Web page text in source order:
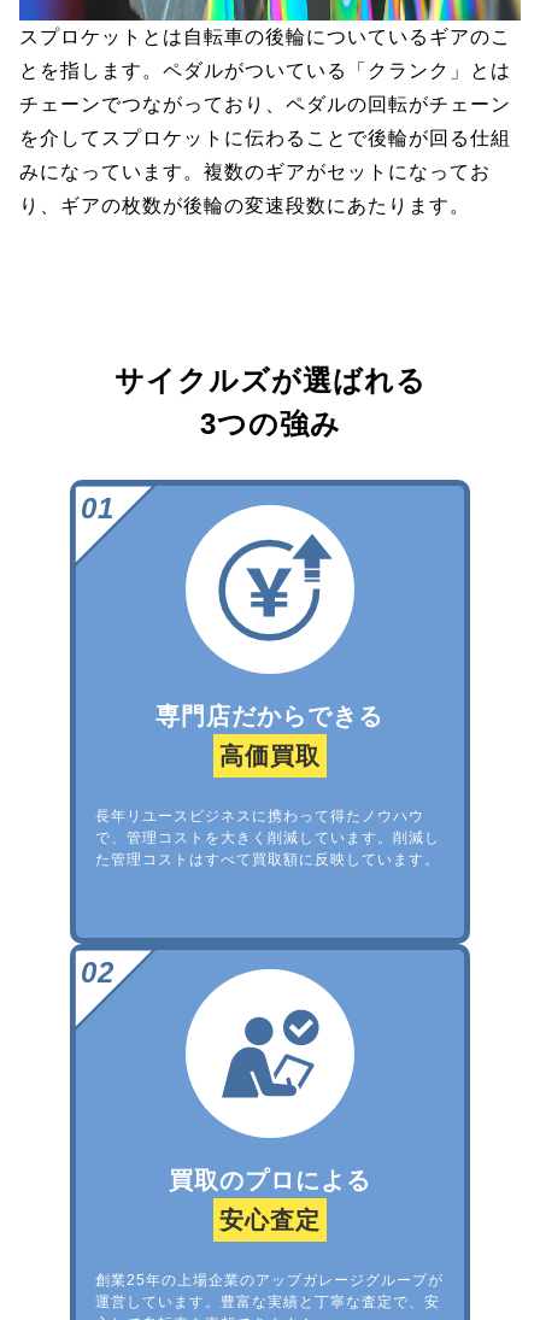
スプロケットとは自転車の後輪についているギアのこ
とを指します。ペダルがついている「クランク」とは
チェーンでつながっており、ペダルの回転がチェーン
を介してスプロケットに伝わることで後輪が回る仕組
みになっています。複数のギアがセットになってお
り、ギアの枚数が後輪の変速段数にあたります。
サイクルズが選ばれる
3つの強み
専門店だからできる
高価買取
長年リユースビジネスに携わって得たノウハウ
で、管理コストを大きく削減しています。削減し
た管理コストはすべて買取額に反映しています。
買取のプロによる
安心査定
創業25年の上場企業のアップガレージグループが
運営しています。豊富な実績と丁寧な査定で、安